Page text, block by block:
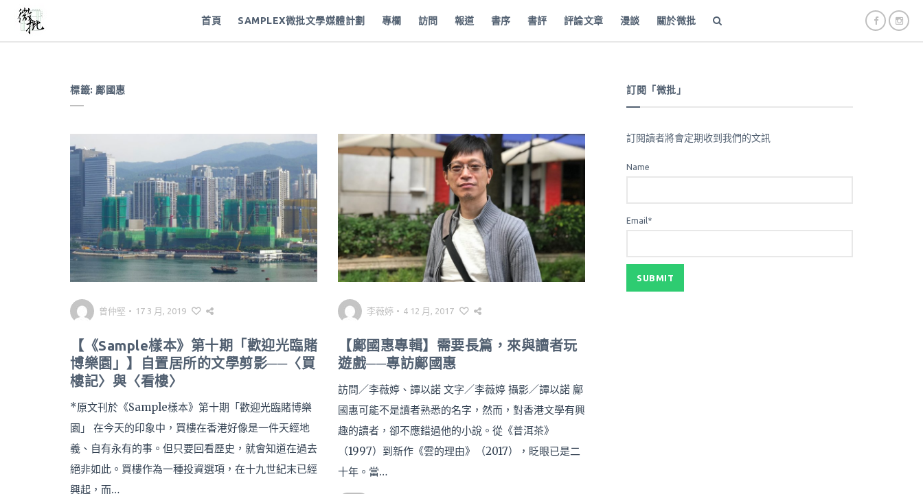
首頁 SAMPLEX微批文學媒體計劃 專欄 訪問 報道 書序 書評 評論文章 漫談 關於微批
標籤: 鄺國惠
曾仲堅 • 17 3 月, 2019
【《Sample樣本》第十期「歡迎光臨賭
博樂園」】自置居所的文學剪影──〈買
樓記〉與〈看樓〉
*原文刊於《Sample樣本》第十期「歡迎光臨賭博樂
園」 在今天的印象中，買樓在香港好像是一件天經地
義、自有永有的事。但只要回看歷史，就會知道在過去
絕非如此。買樓作為一種投資選項，在十九世紀末已經
興起，而…
李薇婷 • 4 12 月, 2017
【鄺國惠專輯】需要長篇，來與讀者玩
遊戲──專訪鄺國惠
訪問／李薇婷、譚以諾 文字／李薇婷 攝影／譚以諾 鄺
國惠可能不是讀者熟悉的名字，然而，對香港文學有興
趣的讀者，卻不應錯過他的小說。從《普洱茶》
（1997）到新作《雲的理由》（2017），眨眼已是二
十年。當…
訂閱「微批」
訂閱讀者將會定期收到我們的文訊
Name
Email*